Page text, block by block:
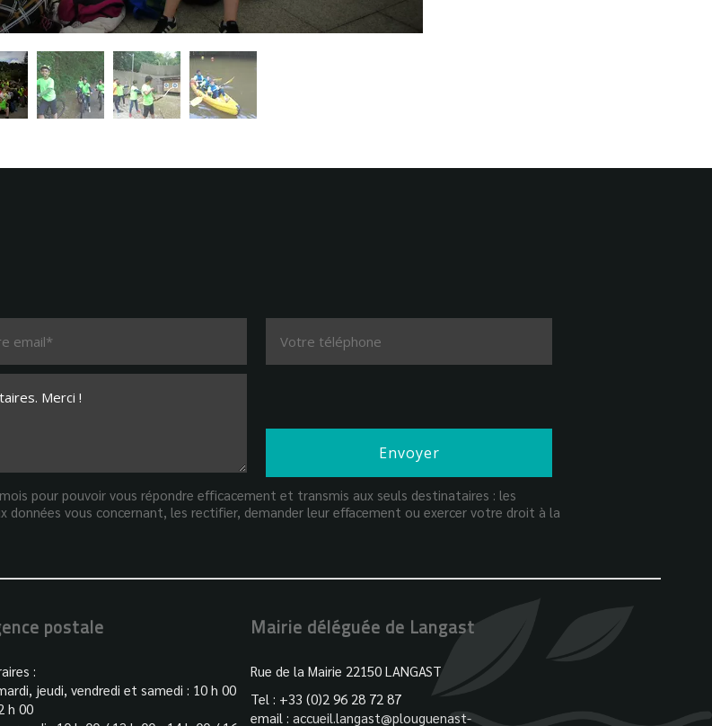
pour pouvoir vous répondre efficacement et transmis aux seuls destinataires : les
vous concernant, les rectifier, demander leur effacement ou exercer votre droit à la
postale
:
jeudi, vendredi et samedi : 10 h 00
h 00
Mairie déléguée de Langast
Rue de la Mairie 22150 LANGAST
Tel : +33 (0)2 96 28 72 87
email : accueil.langast@plouguenast-